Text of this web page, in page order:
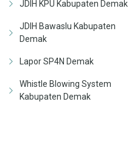
JDIH KPU Kabupaten Demak
JDIH Bawaslu Kabupaten
Demak
Lapor SP4N Demak
Whistle Blowing System
Kabupaten Demak